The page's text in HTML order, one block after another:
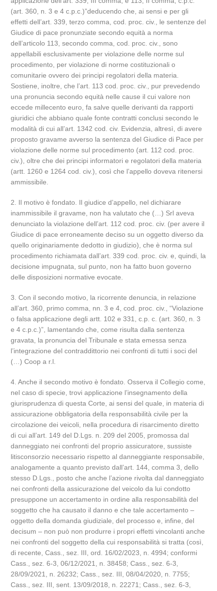
(art. 360, n. 3 e 4 c.p.c.)”deducendo che, ai sensi e per gli
effetti dell’art. 339, terzo comma, cod. proc. civ., le sentenze del
Giudice di pace pronunziate secondo equità a norma
dell’articolo 113, secondo comma, cod. proc. civ., sono
appellabili esclusivamente per violazione delle norme sul
procedimento, per violazione di norme costituzionali o
comunitarie ovvero dei principi regolatori della materia.
Sostiene, inoltre, che l’art. 113 cod. proc. civ., pur prevedendo
una pronuncia secondo equità nelle cause il cui valore non
eccede millecento euro, fa salve quelle derivanti da rapporti
giuridici che abbiano quale fonte contratti conclusi secondo le
modalità di cui all’art. 1342 cod. civ. Evidenzia, altresì, di avere
proposto gravame avverso la sentenza del Giudice di Pace per
violazione delle norme sul procedimento (art. 112 cod. proc.
civ.), oltre che dei principi informatori e regolatori della materia
(artt. 1260 e 1264 cod. civ.), così che l’appello doveva ritenersi
ammissibile.
2. Il motivo è fondato. Il giudice d’appello, nel dichiarare
inammissibile il gravame, non ha valutato che (…) Srl aveva
denunciato la violazione dell’art. 112 cod. proc. civ. (per avere il
Giudice di pace erroneamente deciso su un oggetto diverso da
quello originariamente dedotto in giudizio), che è norma sul
procedimento richiamata dall’art. 339 cod. proc. civ. e, quindi, la
decisione impugnata, sul punto, non ha fatto buon governo
delle disposizioni normative evocate.
3. Con il secondo motivo, la ricorrente denuncia, in relazione
all’art. 360, primo comma, nn. 3 e 4, cod. proc. civ., “Violazione
o falsa applicazione degli artt. 102 e 331, c.p. c. (art. 360, n. 3
e 4 c.p.c.)”, lamentando che, come risulta dalla sentenza
gravata, la pronuncia del Tribunale e stata emessa senza
l’integrazione del contraddittorio nei confronti di tutti i soci del
(…) Coop a r.l.
4. Anche il secondo motivo è fondato. Osserva il Collegio come,
nel caso di specie, trovi applicazione l’insegnamento della
giurisprudenza di questa Corte, ai sensi del quale, in materia di
assicurazione obbligatoria della responsabilità civile per la
circolazione dei veicoli, nella procedura di risarcimento diretto
di cui all’art. 149 del D.Lgs. n. 209 del 2005, promossa dal
danneggiato nei confronti del proprio assicuratore, sussiste
litisconsorzio necessario rispetto al danneggiante responsabile,
analogamente a quanto previsto dall’art. 144, comma 3, dello
stesso D.Lgs., posto che anche l’azione rivolta dal danneggiato
nei confronti della assicurazione del veicolo da lui condotto
presuppone un accertamento in ordine alla responsabilità del
soggetto che ha causato il danno e che tale accertamento –
oggetto della domanda giudiziale, del processo e, infine, del
decisum – non può non produrre i propri effetti vincolanti anche
nei confronti del soggetto della cui responsabilità si tratta (così,
di recente, Cass., sez. III, ord. 16/02/2023, n. 4994; conformi
Cass., sez. 6-3, 06/12/2021, n. 38458; Cass., sez. 6-3,
28/09/2021, n. 26232; Cass., sez. III, 08/04/2020, n. 7755;
Cass., sez. III, sent. 13/09/2018, n. 22271; Cass., sez. 6-3,